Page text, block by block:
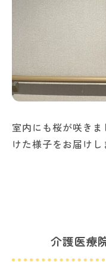
室内にも桜が咲き
けた様子をお届けし
介護医療